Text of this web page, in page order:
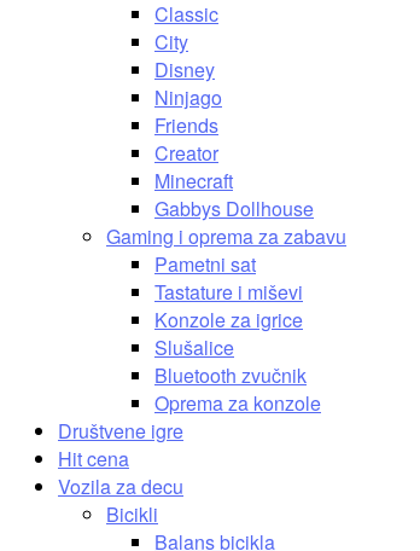
Classic
City
Disney
Ninjago
Friends
Creator
Minecraft
Gabbys Dollhouse
Gaming i oprema za zabavu
Pametni sat
Tastature i miševi
Konzole za igrice
Slušalice
Bluetooth zvučnik
Oprema za konzole
Društvene igre
Hit cena
Vozila za decu
Bicikli
Balans bicikla